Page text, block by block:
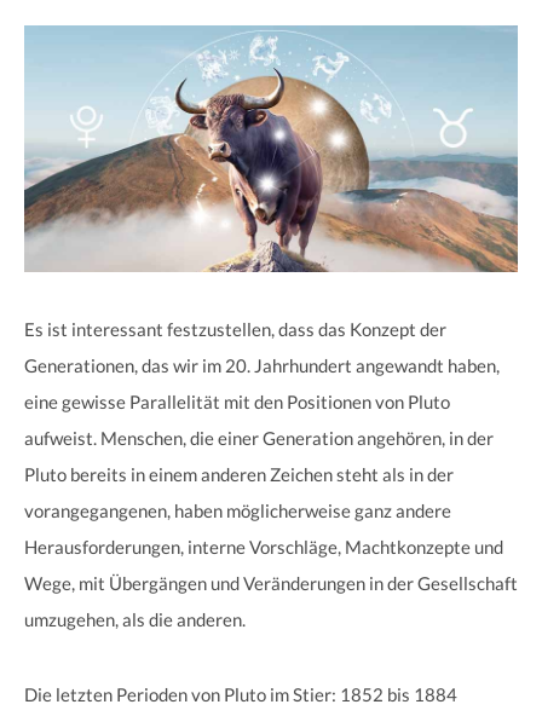
Es ist interessant festzustellen, dass das Konzept der
Generationen, das wir im 20. Jahrhundert angewandt haben,
eine gewisse Parallelität mit den Positionen von Pluto
aufweist. Menschen, die einer Generation angehören, in der
Pluto bereits in einem anderen Zeichen steht als in der
vorangegangenen, haben möglicherweise ganz andere
Herausforderungen, interne Vorschläge, Machtkonzepte und
Wege, mit Übergängen und Veränderungen in der Gesellschaft
umzugehen, als die anderen.
Die letzten Perioden von Pluto im Stier: 1852 bis 1884